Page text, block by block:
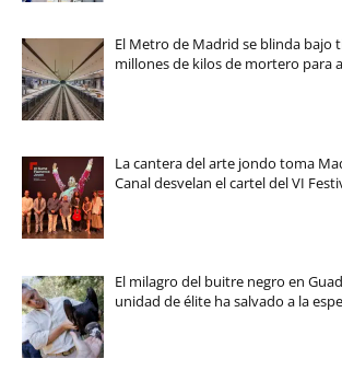
El Metro de Madrid se blinda bajo
millones de kilos de mortero para
La cantera del arte jondo toma
Canal desvelan el cartel del VI
El milagro del buitre negro en
unidad de élite ha salvado a la